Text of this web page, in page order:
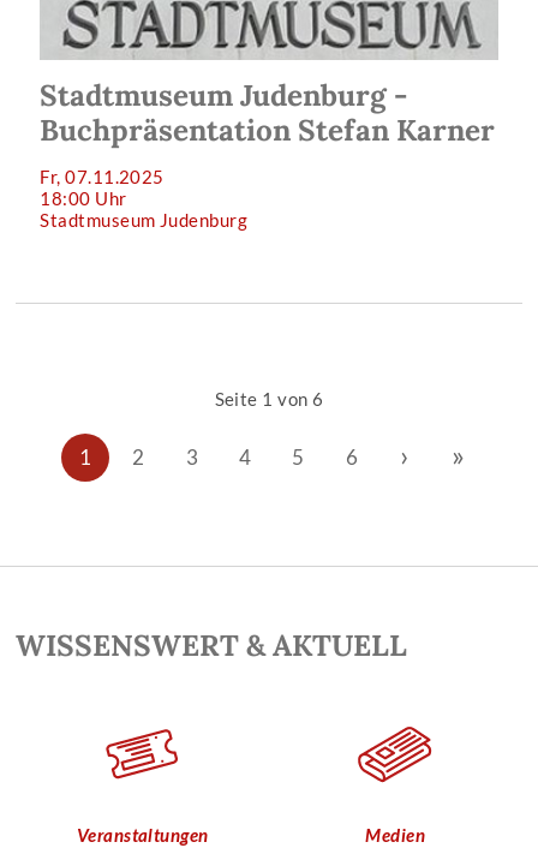
Stadtmuseum Judenburg -
Buchpräsentation Stefan Karner
Fr, 07.11.2025
18:00 Uhr
Stadtmuseum Judenburg
Seite 1 von 6
1 2 3 4 5 6 › »
WISSENSWERT & AKTUELL
Veranstaltungen Medien